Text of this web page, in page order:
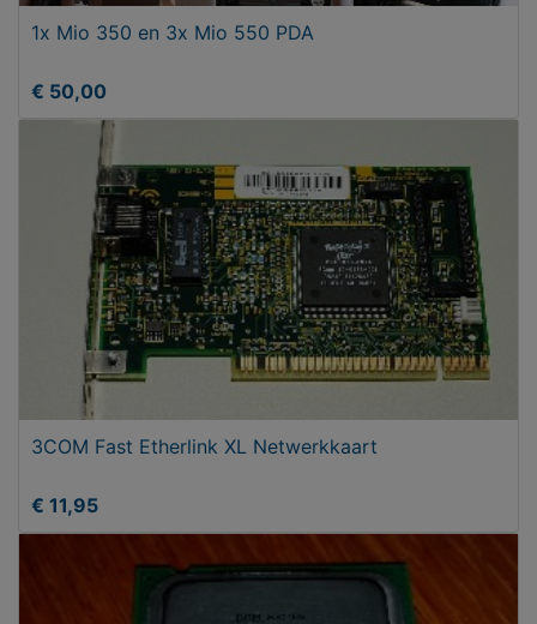
1x Mio 350 en 3x Mio 550 PDA
€ 50,00
3COM Fast Etherlink XL Netwerkkaart
€ 11,95